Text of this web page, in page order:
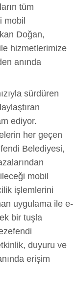
tüm
mobil
Doğan,
hizmetlerimize
anında
sürdüren
ediyor.
her geçen
Belediyesi,
mobil
işlemlerini
uygulama ile e-
bir tuşla
duyuru ve
erişim